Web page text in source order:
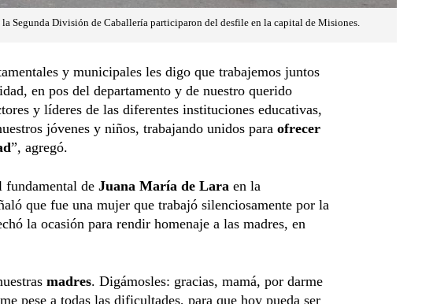
Segunda División de Caballería participaron del desfile en la capital de Misiones.
y municipales les digo que trabajemos juntos
en pos del departamento y de nuestro querido
y líderes de las diferentes instituciones educativas,
jóvenes y niños, trabajando unidos para ofrecer
”, agregó.
fundamental de Juana María de Lara en la
que fue una mujer que trabajó silenciosamente por la
la ocasión para rendir homenaje a las madres, en
madres. Digámosles: gracias, mamá, por darme
pese a todas las dificultades, para que hoy pueda ser